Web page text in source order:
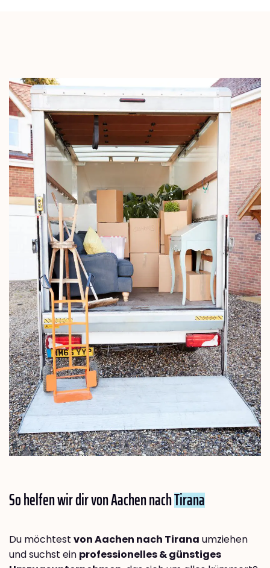
So helfen wir dir von Aachen nachTirana
Du möchtest von Aachen nach Tirana umziehen
und suchst ein professionelles & günstiges